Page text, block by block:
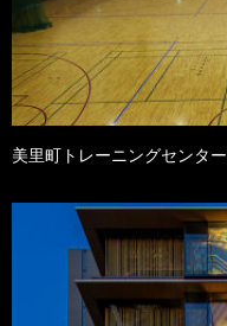
美里町トレーニングセンター